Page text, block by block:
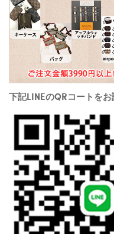
下記LINEのQRコートを